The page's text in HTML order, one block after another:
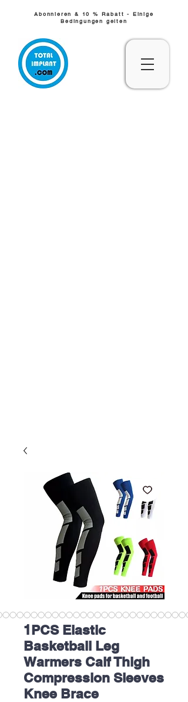
Abonnieren & 10 % Rabatt - Einige
Bedingungen gelten
1PCS Elastic
Basketball Leg
Warmers Calf Thigh
Compression Sleeves
Knee Brace